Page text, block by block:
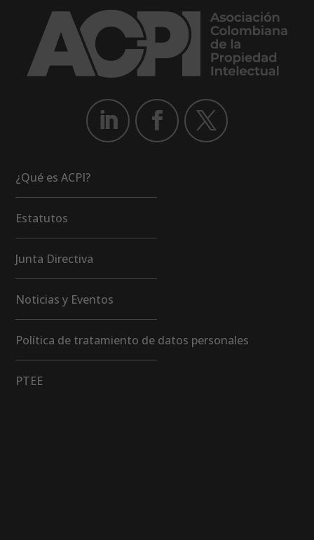
¿Qué es ACPI?
Estatutos
Junta Directiva
Noticias y Eventos
Política de tratamiento de datos personales
PTEE